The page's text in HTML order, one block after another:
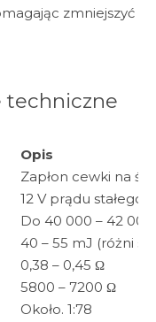
zmniejszyć
techniczne
Opis
Zapłon cewki na
12 V prądu stałego
Do 40 000 – 42 000
40 – 55 mJ (różni
0,38 – 0,45 Ω
5800 – 7200 Ω
Około. 1:78